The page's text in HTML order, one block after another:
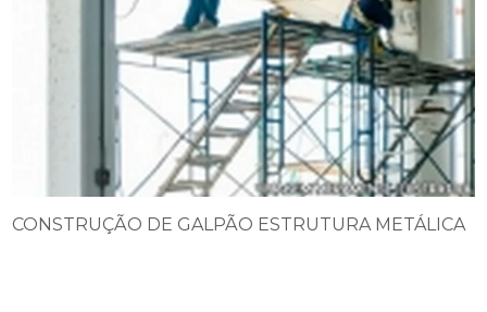
CONSTRUÇÃO DE GALPÃO ESTRUTURA METÁLICA